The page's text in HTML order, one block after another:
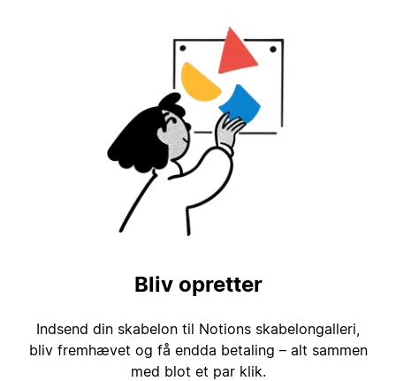
Bliv opretter
Indsend din skabelon til Notions skabelongalleri,
bliv fremhævet og få endda betaling – alt sammen
med blot et par klik.